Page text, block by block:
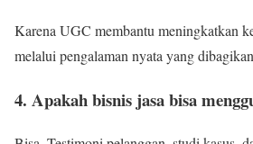
Karena UGC membantu meningkatkan
melalui pengalaman nyata yang
4. Apakah bisnis jasa bisa